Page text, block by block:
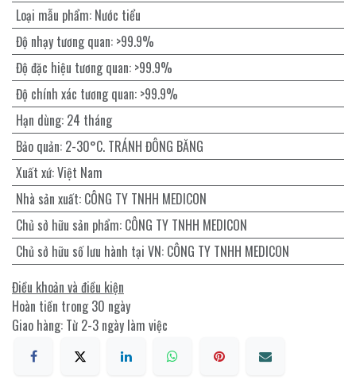
Loại mẫu phẩm: Nước tiểu
Độ nhạy tương quan: >99.9%
Độ đặc hiệu tương quan: >99.9%
Độ chính xác tương quan: >99.9%
Hạn dùng: 24 tháng
Bảo quản: 2-30°C. TRÁNH ĐÔNG BĂNG
Xuất xứ:Việt Nam
Nhà sản xuất: CÔNG TY TNHH MEDICON
Chủ sở hữu sản phẩm: CÔNG TY TNHH MEDICON
Chủ sở hữu số lưu hành tại VN: CÔNG TY TNHH MEDICON
Điều khoản và điều kiện
Hoàn tiền trong 30 ngày
Giao hàng: Từ 2-3 ngày làm việc